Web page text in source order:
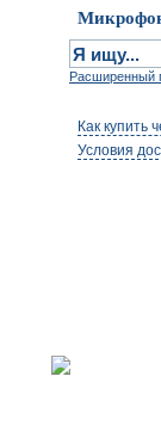
Расширенный
Как купить
Условия